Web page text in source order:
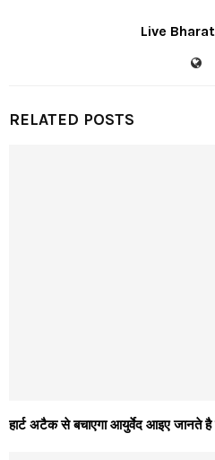
Live
RELATED POSTS
हार्ट अटैक से बचाएगा आयुर्वेद आइए